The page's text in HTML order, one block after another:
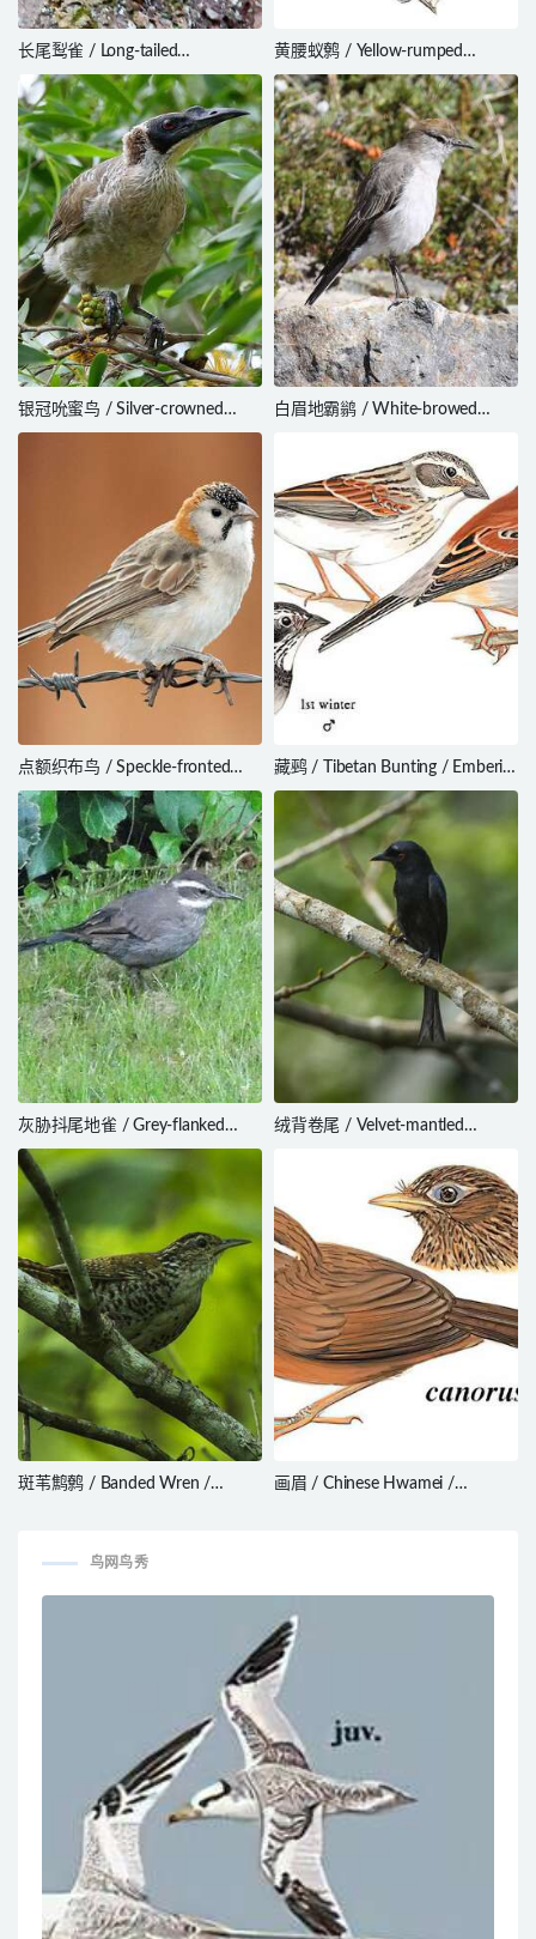
长尾䴕雀 / Long-tailed
Woodcreeper / Deconychura
longicauda
黄腰蚁鹩 / Yellow-rumped
Antwren / Euchrepomis sharpei
银冠吮蜜鸟 / Silver-crowned
Friarbird / Philemon argenticeps
白眉地霸鹟 / White-browed
点额织布鸟 / Speckle-fronted
Weaver / Sporopipes frontalis
藏鹀 / Tibetan Bunting / Emberiza
koslowi
灰胁抖尾地雀 / Grey-flanked
Cinclodes / Cinclodes oustaleti
绒背卷尾 / Velvet-mantled
斑苇鹪鹩 / Banded Wren /
画眉 / Chinese Hwamei /
鸟网鸟秀